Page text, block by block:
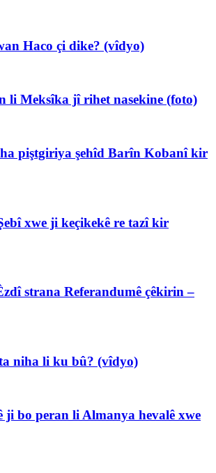
Haco çi dike? (vîdyo)
li Meksîka jî rihet nasekine (foto)
piştgiriya şehîd Barîn Kobanî kir
xwe ji keçikekê re tazî kir
strana Referandumê çêkirin –
niha li ku bû? (vîdyo)
ji bo peran li Almanya hevalê xwe